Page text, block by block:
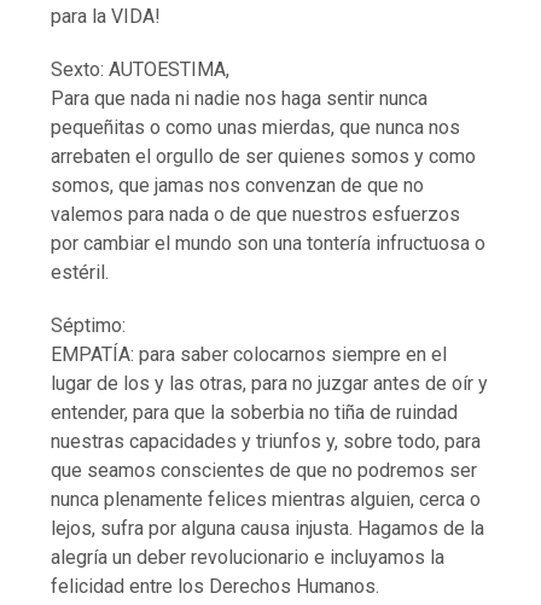
para la VIDA!
Sexto: AUTOESTIMA,
Para que nada ni nadie nos haga sentir nunca
pequeñitas o como unas mierdas, que nunca nos
arrebaten el orgullo de ser quienes somos y como
somos, que jamas nos convenzan de que no
valemos para nada o de que nuestros esfuerzos
por cambiar el mundo son una tontería infructuosa o
estéril.
Séptimo:
EMPATÍA: para saber colocarnos siempre en el
lugar de los y las otras, para no juzgar antes de oír y
entender, para que la soberbia no tiña de ruindad
nuestras capacidades y triunfos y, sobre todo, para
que seamos conscientes de que no podremos ser
nunca plenamente felices mientras alguien, cerca o
lejos, sufra por alguna causa injusta. Hagamos de la
alegría un deber revolucionario e incluyamos la
felicidad entre los Derechos Humanos.